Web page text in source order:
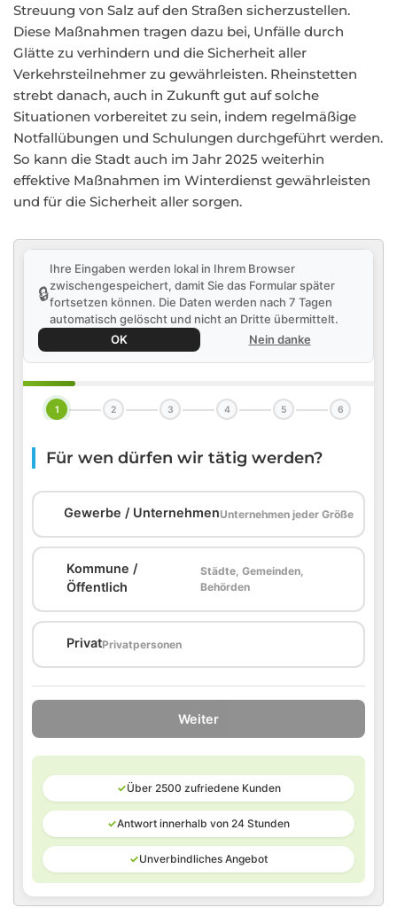
Streuung von Salz auf den Straßen sicherzustellen.
Diese Maßnahmen tragen dazu bei, Unfälle durch
Glätte zu verhindern und die Sicherheit aller
Verkehrsteilnehmer zu gewährleisten. Rheinstetten
strebt danach, auch in Zukunft gut auf solche
Situationen vorbereitet zu sein, indem regelmäßige
Notfallübungen und Schulungen durchgeführt werden.
So kann die Stadt auch im Jahr 2025 weiterhin
effektive Maßnahmen im Winterdienst gewährleisten
und für die Sicherheit aller sorgen.
🔒
Ihre Eingaben werden lokal in Ihrem Browser
zwischengespeichert, damit Sie das Formular später
fortsetzen können. Die Daten werden nach 7 Tagen
automatisch gelöscht und nicht an Dritte übermittelt.
OK
Nein danke
1 2 3 4 5 6
Für wen dürfen wir tätig werden?
Gewerbe / UnternehmenUnternehmen jeder Größe
Kommune /
Öffentlich
Städte, Gemeinden,
Behörden
PrivatPrivatpersonen
Weiter
✓Über 2500 zufriedene Kunden
✓Antwort innerhalb von 24 Stunden
✓Unverbindliches Angebot